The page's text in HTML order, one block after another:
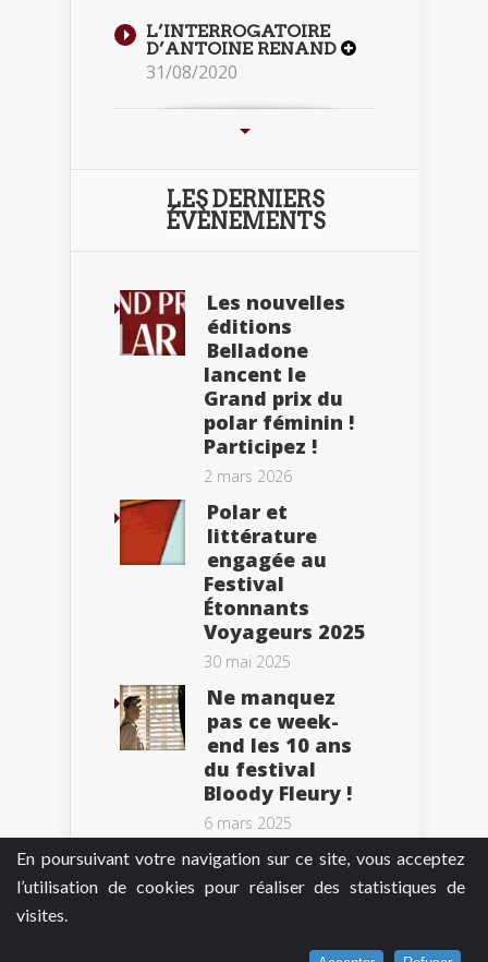
En poursuivant votre navigation sur ce site, vous acceptez
l’utilisation de cookies pour réaliser des statistiques de
visites.
L’INTERROGATOIRE
D’ANTOINE RENAND
31/08/2020
LES DERNIERS
ÉVÈNEMENTS
Les nouvelles
éditions
Belladone
lancent le
Grand prix du
polar féminin !
Participez !
2 mars 2026
Polar et
littérature
engagée au
Festival
Étonnants
Voyageurs 2025
30 mai 2025
Ne manquez
pas ce week-
end les 10 ans
du festival
Bloody Fleury !
6 mars 2025